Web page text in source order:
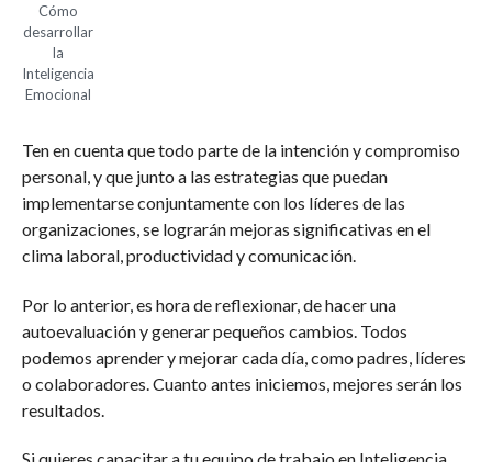
Cómo
desarrollar
la
Inteligencia
Emocional
Ten en cuenta que todo parte de la intención y compromiso
personal, y que junto a las estrategias que puedan
implementarse conjuntamente con los líderes de las
organizaciones, se lograrán mejoras significativas en el
clima laboral, productividad y comunicación.
Por lo anterior, es hora de reflexionar, de hacer una
autoevaluación y generar pequeños cambios. Todos
podemos aprender y mejorar cada día, como padres, líderes
o colaboradores. Cuanto antes iniciemos, mejores serán los
resultados.